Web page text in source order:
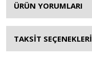
ÜRÜN YORUMLARI
TAKSİT SEÇENEKLERİ